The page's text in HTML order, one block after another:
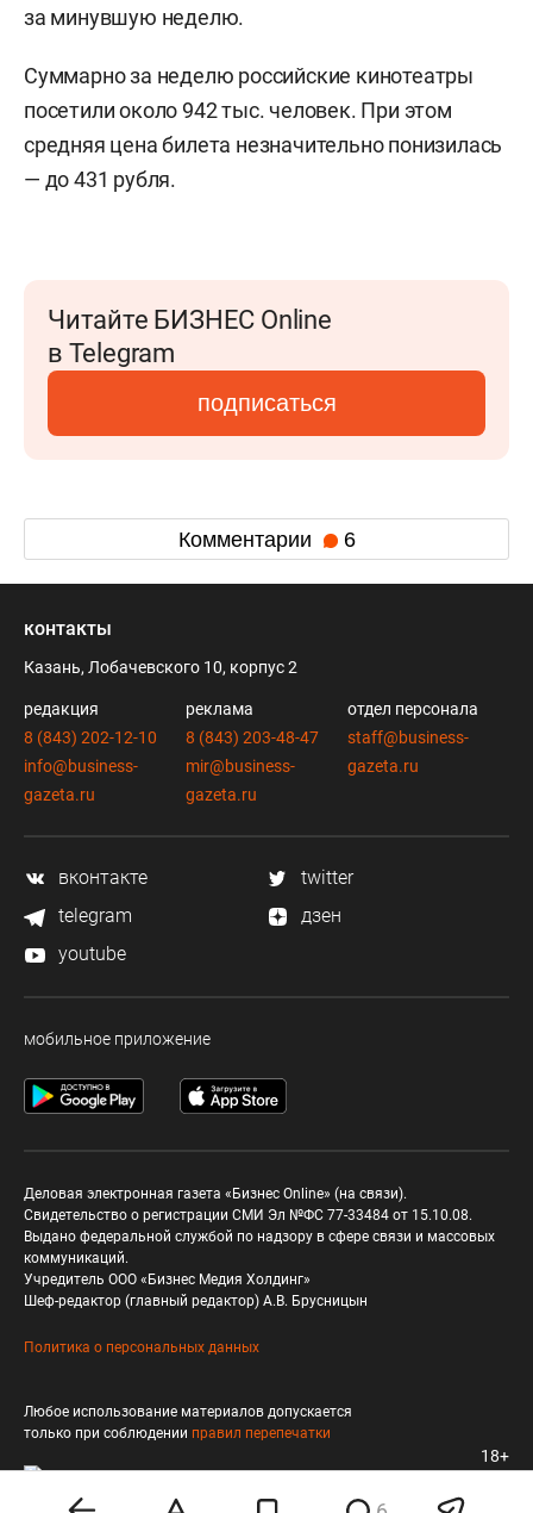
за минувшую неделю.
Суммарно за неделю российские кинотеатры
посетили около 942 тыс. человек. При этом
средняя цена билета незначительно понизилась
— до 431 рубля.
Читайте БИЗНЕС Online
в Telegram
подписаться
Комментарии 6
контакты
Казань, Лобачевского 10, корпус 2
редакция
8 (843) 202-12-10
info@business-
gazeta.ru
реклама
8 (843) 203-48-47
mir@business-
gazeta.ru
отдел персонала
staff@business-
gazeta.ru
вконтакте
twitter
telegram
дзен
youtube
мобильное приложение
Деловая электронная газета «Бизнес Online» (на связи).
Свидетельство о регистрации СМИ Эл №ФС 77-33484 от 15.10.08.
Выдано федеральной службой по надзору в сфере связи и массовых
коммуникаций.
Учредитель ООО «Бизнес Медия Холдинг»
Шеф-редактор (главный редактор) А.В. Брусницын
Политика о персональных данных
Любое использование материалов допускается
только при соблюдении правил перепечатки
18+